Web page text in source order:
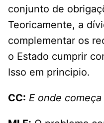
conjunto de
Teoricamente, a
complementar os
o Estado cumprir
Isso em principio.
CC: E onde